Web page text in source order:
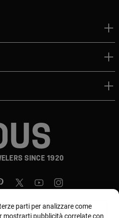
SINCE 1920
parti per analizzare come
mostrarti pubblicità correlate con